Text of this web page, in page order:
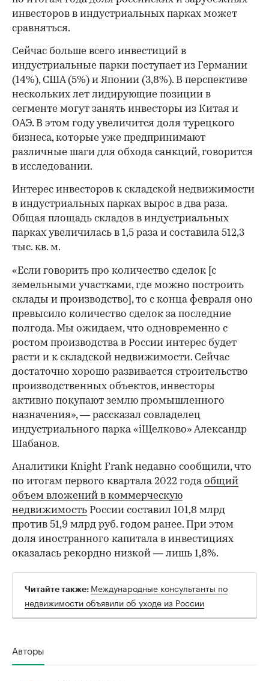
инвесторов в индустриальных парках может
сравняться.
Сейчас больше всего инвестиций в
индустриальные парки поступает из Германии
(14%), США (5%) и Японии (3,8%). В перспективе
нескольких лет лидирующие позиции в
сегменте могут занять инвесторы из Китая и
ОАЭ. В этом году увеличится доля турецкого
бизнеса, которые уже предпринимают
различные шаги для обхода санкций, говорится
в исследовании.
Интерес инвесторов к складской недвижимости
в индустриальных парках вырос в два раза.
Общая площадь складов в индустриальных
парках увеличилась в 1,5 раза и составила 512,3
тыс. кв. м.
00:00 / 00:00
«Если говорить про количество сделок [с
земельными участками, где можно построить
склады и производство], то с конца февраля оно
превысило количество сделок за последние
полгода. Мы ожидаем, что одновременно с
ростом производства в России интерес будет
расти и к складской недвижимости. Сейчас
достаточно хорошо развивается строительство
производственных объектов, инвесторы
активно покупают землю промышленного
назначения», — рассказал совладелец
индустриального парка «iЩелково» Александр
Шабанов.
Аналитики Knight Frank недавно сообщили, что
по итогам первого квартала 2022 годаобщий
объем вложений в коммерческую
недвижимость России составил 101,8 млрд
против 51,9 млрд руб. годом ранее. При этом
доля иностранного капитала в инвестициях
оказалась рекордно низкой — лишь 1,8%.
Читайте также: Международные консультанты по
недвижимости объявили об уходе из России
Авторы